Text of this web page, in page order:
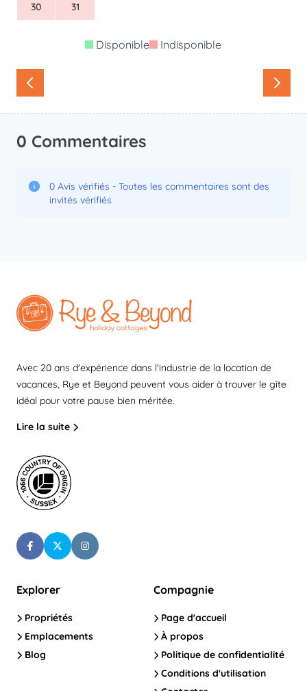
30 31
Disponible Indisponible
0 Commentaires
0 Avis vérifiés - Toutes les commentaires sont des
invités vérifiés
Avec 20 ans d'expérience dans l'industrie de la location de
vacances, Rye et Beyond peuvent vous aider à trouver le gîte
idéal pour votre pause bien méritée.
Lire la suite
Explorer
Propriétés
Emplacements
Blog
Compagnie
Page d'accueil
À propos
Politique de confidentialité
Conditions d'utilisation